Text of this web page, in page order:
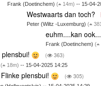
Frank (Doetinchem)( 14m) -- 15-04-
Westwaarts dan toch?
Peter (Wiltz -Luxemburg) (
euhm....kan ook...
Frank (Doetinchem)(
plensbui! ( 363)
( 18m) -- 15-04-2025 14:25
plensbui! ( 305)